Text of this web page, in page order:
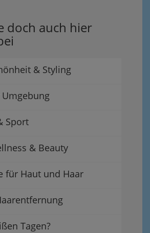
doch auch hier
& Styling
Sport
& Beauty
für Haut und Haar
Tagen?